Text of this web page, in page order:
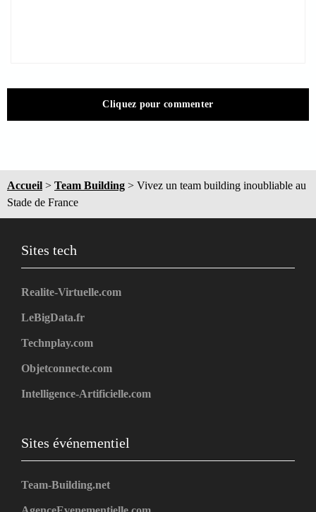
Cliquez pour commenter
Accueil > Team Building > Vivez un team building inoubliable au
Stade de France
Sites tech
Realite-Virtuelle.com
LeBigData.fr
Technplay.com
Objetconnecte.com
Intelligence-Artificielle.com
Sites événementiel
Team-Building.net